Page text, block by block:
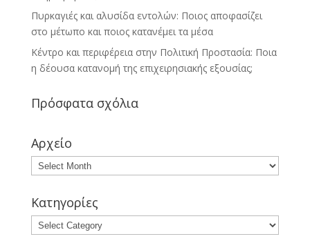
Πυρκαγιές και αλυσίδα εντολών: Ποιος αποφασίζει
στο μέτωπο και ποιος κατανέμει τα μέσα
Κέντρο και περιφέρεια στην Πολιτική Προστασία: Ποια
η δέουσα κατανομή της επιχειρησιακής εξουσίας;
Πρόσφατα σχόλια
Αρχείο
Κατηγορίες